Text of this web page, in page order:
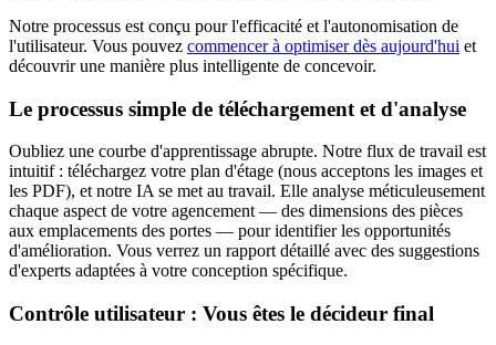
Notre processus est conçu pour l'efficacité et l'autonomisation de
l'utilisateur. Vous pouvez commencer à optimiser dès aujourd'hui et
découvrir une manière plus intelligente de concevoir.
Le processus simple de téléchargement et d'analyse
Oubliez une courbe d'apprentissage abrupte. Notre flux de travail est
intuitif : téléchargez votre plan d'étage (nous acceptons les images et
les PDF), et notre IA se met au travail. Elle analyse méticuleusement
chaque aspect de votre agencement — des dimensions des pièces
aux emplacements des portes — pour identifier les opportunités
d'amélioration. Vous verrez un rapport détaillé avec des suggestions
d'experts adaptées à votre conception spécifique.
Contrôle utilisateur : Vous êtes le décideur final